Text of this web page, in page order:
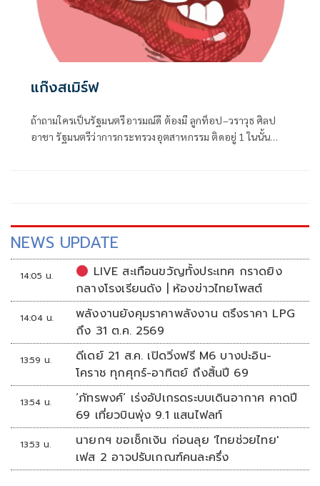
แก๊งสเมิร์ฟ
ถ้าถามใครเป็นรัฐมนตรีอารมณ์ดี ต้องมี ลูกท็อป–วราวุธ ศิลป
อาชา รัฐมนตรีว่าการกระทรวงอุตสาหกรรม ติดอยู่ 1 ในนั้น
NEWS UPDATE
14:05 น.
LIVE สะเทือนขวัญทั้งประเทศ กราดยิง
กลางโรงเรียนดัง | ห้องข่าวไทยโพสต์
14:04 น.
พลังงานยังคุมราคาพลังงาน ตรึงราคา LPG
ถึง 31 ต.ค. 2569
13:59 น.
ดีเดย์ 21 ส.ค. เปิดวิ่งฟรี M6 บางปะอิน-
โคราช ทุกศุกร์-อาทิตย์ ถึงสิ้นปี 69
13:54 น.
‘ภัทรพงศ์’ เร่งอัปเกรดระบบเดินอากาศ คาดปี
69 เที่ยวบินพุ่ง 9.1 แสนไฟลท์
13:53 น.
นายกฯ ขอเช็กเงิน ก่อนลุย 'ไทยช่วยไทย'
เฟส 2 อาจปรับเกณฑ์คนละครึ่ง